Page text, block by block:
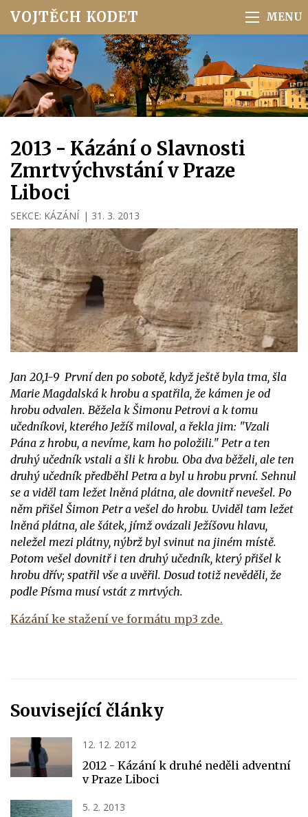
VOJTĚCH KODET
2013 - Kázání o Slavnosti
Zmrtvýchvstání v Praze
Liboci
SEKCE: KÁZÁNÍ | 31. 3. 2013
Jan 20,1-9 První den po sobotě, když ještě byla tma, šla
Marie Magdalská k hrobu a spatřila, že kámen je od
hrobu odvalen. Běžela k Šimonu Petrovi a k tomu
učedníkovi, kterého Ježíš miloval, a řekla jim: "Vzali
Pána z hrobu, a nevíme, kam ho položili." Petr a ten
druhý učedník vstali a šli k hrobu. Oba dva běželi, ale ten
druhý učedník předběhl Petra a byl u hrobu první. Sehnul
se a viděl tam ležet lněná plátna, ale dovnitř nevešel. Po
něm přišel Šimon Petr a vešel do hrobu. Uviděl tam ležet
lněná plátna, ale šátek, jímž ovázali Ježíšovu hlavu,
neležel mezi plátny, nýbrž byl svinut na jiném místě.
Potom vešel dovnitř i ten druhý učedník, který přišel k
hrobu dřív; spatřil vše a uvěřil. Dosud totiž nevěděli, že
podle Písma musí vstát z mrtvých.
Kázání ke stažení ve formátu mp3 zde.
Související články
12. 12. 2012
2012 - Kázání k druhé neděli adventní
v Praze Liboci
5. 2. 2013